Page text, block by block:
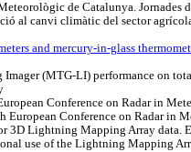
de Catalunya.
al canvi climàtic del sector
and mercury-in-glass
(MTG-LI) performance on
Conference on Radar in
European Conference on Radar in
Lightning Mapping Array data.
use of the Lightning Mapping